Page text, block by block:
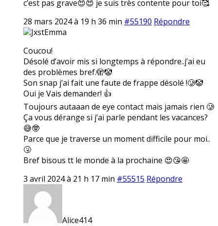
c’est pas grave😍😍 je suis très contente pour toi🥰
28 mars 2024 à 19 h 36 min #55190 Répondre
JxstEmma
Coucou!
Désolé d’avoir mis si longtemps à répondre..j’ai eu
des problèmes bref.🫣🤡
Son snap j’ai fait une faute de frappe désolé !🥲🤡
Oui je Vais demander! 👍
Toujours autaaan de eye contact mais jamais rien 🥲
Ça vous dérange si j’ai parle pendant les vacances?
😅🤓
Parce que je traverse un moment difficile pour moi..
🤧
Bref bisous tt le monde à la prochaine 😍😘🤩
3 avril 2024 à 21 h 17 min #55515 Répondre
Alice414